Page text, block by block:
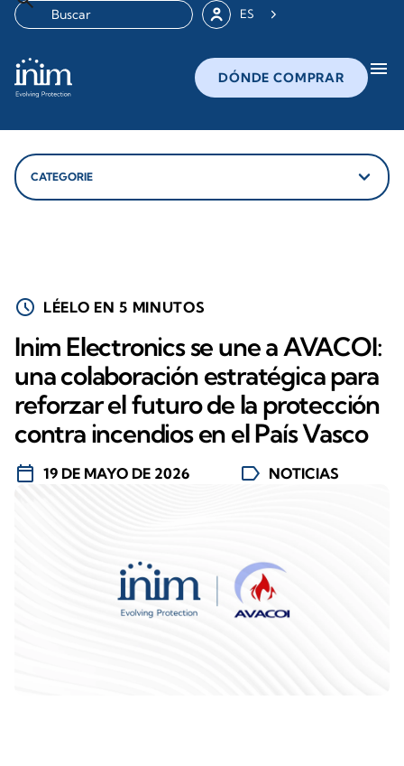
ES
DÓNDE COMPRAR menu
schedule LÉELO EN 5 MINUTOS
Inim Electronics se une a AVACOI:
una colaboración estratégica para
reforzar el futuro de la protección
contra incendios en el País Vasco
calendar_today 19 DE MAYO DE 2026 label NOTICIAS